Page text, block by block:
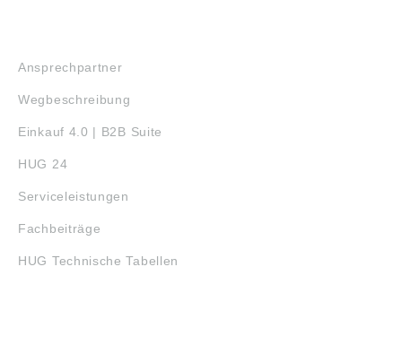
Ansprechpartner
Wegbeschreibung
Einkauf 4.0 | B2B Suite
HUG 24
Serviceleistungen
Fachbeiträge
HUG Technische Tabellen